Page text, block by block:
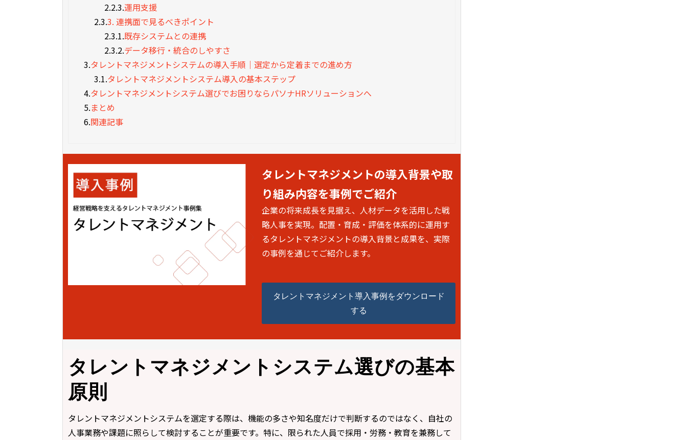
2.2.3.運用支援
2.3.3. 連携面で見るべきポイント
2.3.1.既存システムとの連携
2.3.2.データ移行・統合のしやすさ
3.タレントマネジメントシステムの導入手順｜選定から定着までの進め方
3.1.タレントマネジメントシステム導入の基本ステップ
4.タレントマネジメントシステム選びでお困りならパソナHRソリューションへ
5.まとめ
6.関連記事
タレントマネジメントの導入背景や取
り組み内容を事例でご紹介
企業の将来成長を見据え、人材データを活用した戦
略人事を実現。配置・育成・評価を体系的に運用す
るタレントマネジメントの導入背景と成果を、実際
の事例を通じてご紹介します。
タレントマネジメント導入事例をダウンロード
する
タレントマネジメントシステム選びの基本
原則
タレントマネジメントシステムを選定する際は、機能の多さや知名度だけで判断するのではなく、自社の
人事業務や課題に照らして検討することが重要です。特に、限られた人員で採用・労務・教育を兼務して